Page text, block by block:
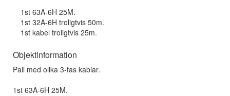
1st 63A-6H 25M.
1st 32A-6H troligtvis 50m.
1st kabel troligtvis 25m.
Objektinformation
Pall med olika 3-fas kablar.
1st 63A-6H 25M.